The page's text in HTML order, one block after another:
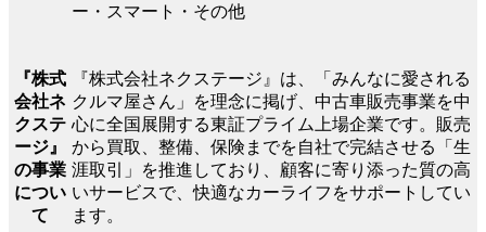
ー・スマート・その他
『株式
会社ネ
クステ
ージ』
の事業
につい
て
『株式会社ネクステージ』は、「みんなに愛される
クルマ屋さん」を理念に掲げ、中古車販売事業を中
心に全国展開する東証プライム上場企業です。販売
から買取、整備、保険までを自社で完結させる「生
涯取引」を推進しており、顧客に寄り添った質の高
いサービスで、快適なカーライフをサポートしてい
ます。